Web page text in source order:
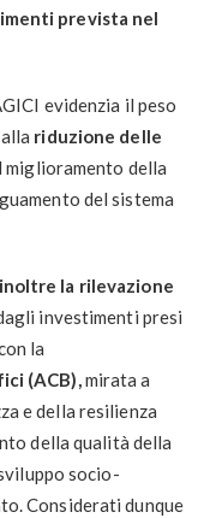
prevista nel
evidenzia il peso
riduzione delle
miglioramento della
del sistema
la rilevazione
investimenti presi
la
(ACB),mirata a
e della resilienza
della qualità della
socio-
Considerati dunque